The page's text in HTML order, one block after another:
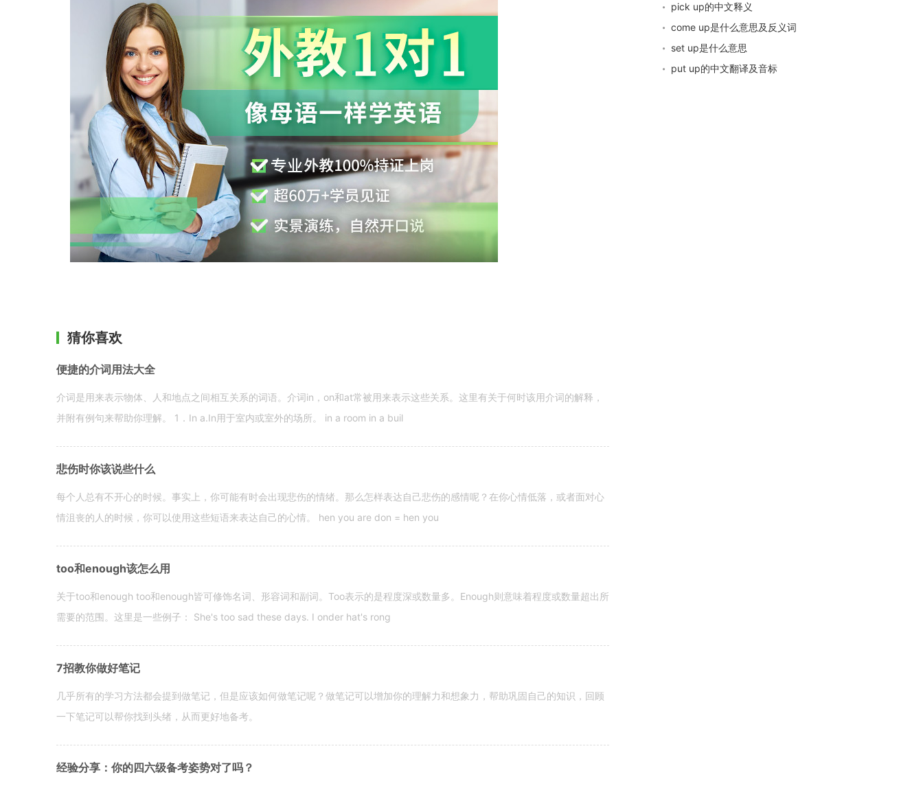
猜你喜欢
便捷的介词用法大全
介词是用来表示物体、人和地点之间相互关系的词语。介词in，on和at常被用来表示这些关系。这里有关于何时该用介词的解释，
并附有例句来帮助你理解。 1．In a.In用于室内或室外的场所。 in a room in a buil
悲伤时你该说些什么
每个人总有不开心的时候。事实上，你可能有时会出现悲伤的情绪。那么怎样表达自己悲伤的感情呢？在你心情低落，或者面对心
情沮丧的人的时候，你可以使用这些短语来表达自己的心情。 hen you are don = hen you
too和enough该怎么用
关于too和enough too和enough皆可修饰名词、形容词和副词。Too表示的是程度深或数量多。Enough则意味着程度或数量超出所
需要的范围。这里是一些例子： She's too sad these days. I onder hat's rong
7招教你做好笔记
几乎所有的学习方法都会提到做笔记，但是应该如何做笔记呢？做笔记可以增加你的理解力和想象力，帮助巩固自己的知识，回顾
一下笔记可以帮你找到头绪，从而更好地备考。
经验分享：你的四六级备考姿势对了吗？
pick up的中文释义
come up是什么意思及反义词
set up是什么意思
put up的中文翻译及音标